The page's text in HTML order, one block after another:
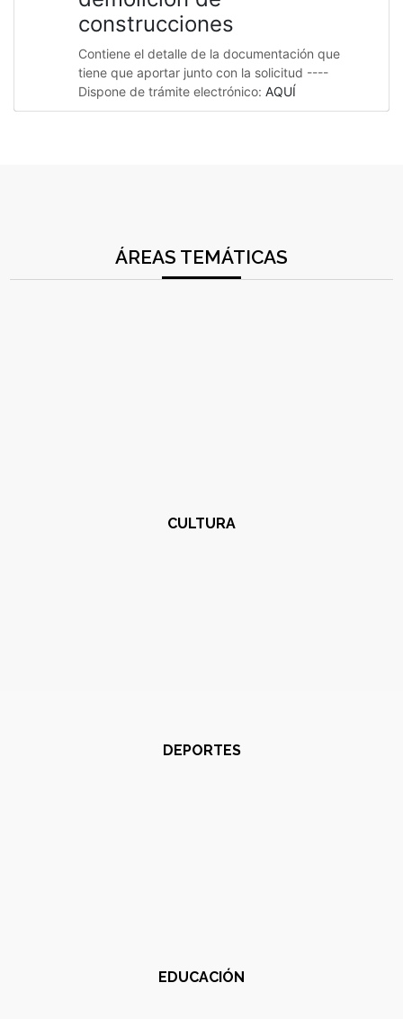
construcciones
Contiene el detalle de la documentación que
tiene que aportar junto con la solicitud ----
Dispone de trámite electrónico: AQUÍ
ÁREAS TEMÁTICAS
CULTURA
DEPORTES
EDUCACIÓN